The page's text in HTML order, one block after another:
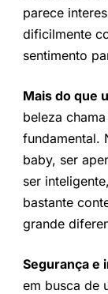
parece
dificilmente
sentimento
Mais do que
beleza
fundamental.
baby, ser
ser
bastante
grande
Segurança e
em busca de